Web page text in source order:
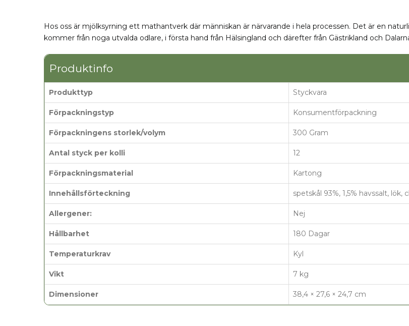
Hos oss är mjölksyrning ett mathantverk där människan är närvarande i hela processen. Det är en
kommer från noga utvalda odlare, i första hand från Hälsingland och därefter från Gästrikland och
Produktinfo
Produkttyp Styckvara
Förpackningstyp Konsumentförpackning
Förpackningens storlek/volym 300 Gram
Antal styck per kolli 12
Förpackningsmaterial Kartong
Innehållsförteckning spetskål 93%, 1,5% havssalt, lök,
Allergener: Nej
Hållbarhet 180 Dagar
Temperaturkrav Kyl
Vikt 7 kg
Dimensioner 38,4 × 27,6 × 24,7 cm